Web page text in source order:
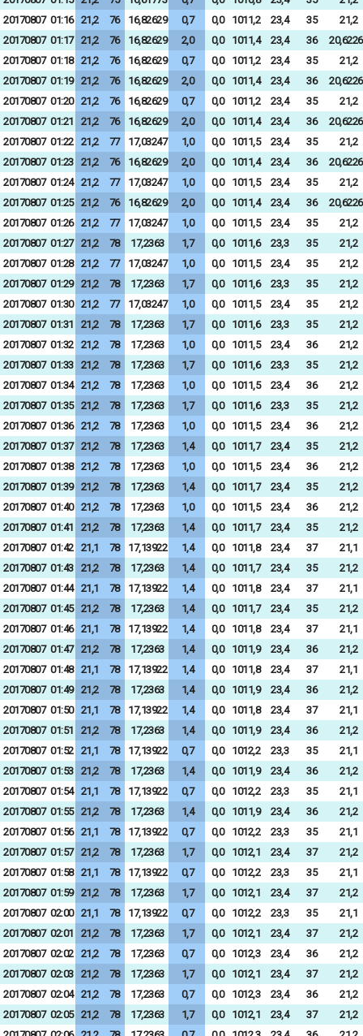
20170807 01:16 21,2 76 16,82629 0,7 0,0 1011,2 23,4 35
21,2
20170807 01:17 21,2 76 16,82629 2,0 0,0 1011,4 23,4 36
20170807 01:18 21,2 76 16,82629 0,7 0,0 1011,2 23,4 35
21,2
20170807 01:19 21,2 76 16,82629 2,0 0,0 1011,4 23,4 36
20170807 01:20 21,2 76 16,82629 0,7 0,0 1011,2 23,4 35
21,2
20170807 01:21 21,2 76 16,82629 2,0 0,0 1011,4 23,4 36
20170807 01:22 21,2 77 17,03247 1,0 0,0 1011,5 23,4 35
21,2
20170807 01:23 21,2 76 16,82629 2,0 0,0 1011,4 23,4 36
20170807 01:24 21,2 77 17,03247 1,0 0,0 1011,5 23,4 35
21,2
20170807 01:25 21,2 76 16,82629 2,0 0,0 1011,4 23,4 36
20170807 01:26 21,2 77 17,03247 1,0 0,0 1011,5 23,4 35
21,2
20170807 01:27 21,2 78 17,2363 1,7 0,0 1011,6 23,3 35
21,2
20170807 01:28 21,2 77 17,03247 1,0 0,0 1011,5 23,4 35
21,2
20170807 01:29 21,2 78 17,2363 1,7 0,0 1011,6 23,3 35
21,2
20170807 01:30 21,2 77 17,03247 1,0 0,0 1011,5 23,4 35
21,2
20170807 01:31 21,2 78 17,2363 1,7 0,0 1011,6 23,3 35
21,2
20170807 01:32 21,2 78 17,2363 1,0 0,0 1011,5 23,4 36
21,2
20170807 01:33 21,2 78 17,2363 1,7 0,0 1011,6 23,3 35
21,2
20170807 01:34 21,2 78 17,2363 1,0 0,0 1011,5 23,4 36
21,2
20170807 01:35 21,2 78 17,2363 1,7 0,0 1011,6 23,3 35
21,2
20170807 01:36 21,2 78 17,2363 1,0 0,0 1011,5 23,4 36
21,2
20170807 01:37 21,2 78 17,2363 1,4 0,0 1011,7 23,4 35
21,2
20170807 01:38 21,2 78 17,2363 1,0 0,0 1011,5 23,4 36
21,2
20170807 01:39 21,2 78 17,2363 1,4 0,0 1011,7 23,4 35
21,2
20170807 01:40 21,2 78 17,2363 1,0 0,0 1011,5 23,4 36
21,2
20170807 01:41 21,2 78 17,2363 1,4 0,0 1011,7 23,4 35
21,2
20170807 01:42 21,1 78 17,13922 1,4 0,0 1011,8 23,4 37
21,1
20170807 01:43 21,2 78 17,2363 1,4 0,0 1011,7 23,4 35
21,2
20170807 01:44 21,1 78 17,13922 1,4 0,0 1011,8 23,4 37
21,1
20170807 01:45 21,2 78 17,2363 1,4 0,0 1011,7 23,4 35
21,2
20170807 01:46 21,1 78 17,13922 1,4 0,0 1011,8 23,4 37
21,1
20170807 01:47 21,2 78 17,2363 1,4 0,0 1011,9 23,4 36
21,2
20170807 01:48 21,1 78 17,13922 1,4 0,0 1011,8 23,4 37
21,1
20170807 01:49 21,2 78 17,2363 1,4 0,0 1011,9 23,4 36
21,2
20170807 01:50 21,1 78 17,13922 1,4 0,0 1011,8 23,4 37
21,1
20170807 01:51 21,2 78 17,2363 1,4 0,0 1011,9 23,4 36
21,2
20170807 01:52 21,1 78 17,13922 0,7 0,0 1012,2 23,3 35
21,1
20170807 01:53 21,2 78 17,2363 1,4 0,0 1011,9 23,4 36
21,2
20170807 01:54 21,1 78 17,13922 0,7 0,0 1012,2 23,3 35
21,1
20170807 01:55 21,2 78 17,2363 1,4 0,0 1011,9 23,4 36
21,2
20170807 01:56 21,1 78 17,13922 0,7 0,0 1012,2 23,3 35
21,1
20170807 01:57 21,2 78 17,2363 1,7 0,0 1012,1 23,4 37
21,2
20170807 01:58 21,1 78 17,13922 0,7 0,0 1012,2 23,3 35
21,1
20170807 01:59 21,2 78 17,2363 1,7 0,0 1012,1 23,4 37
21,2
20170807 02:00 21,1 78 17,13922 0,7 0,0 1012,2 23,3 35
21,1
20170807 02:01 21,2 78 17,2363 1,7 0,0 1012,1 23,4 37
21,2
20170807 02:02 21,2 78 17,2363 0,7 0,0 1012,3 23,4 36
21,2
20170807 02:03 21,2 78 17,2363 1,7 0,0 1012,1 23,4 37
21,2
20170807 02:04 21,2 78 17,2363 0,7 0,0 1012,3 23,4 36
21,2
20170807 02:05 21,2 78 17,2363 1,7 0,0 1012,1 23,4 37
21,2